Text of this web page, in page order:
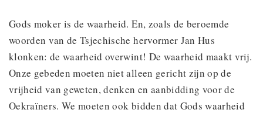
Gods moker is de waarheid. En, zoals de beroemde
woorden van de Tsjechische hervormer Jan Hus
klonken: de waarheid overwint! De waarheid maakt vrij.
Onze gebeden moeten niet alleen gericht zijn op de
vrijheid van geweten, denken en aanbidding voor de
Oekraïners. We moeten ook bidden dat Gods waarheid